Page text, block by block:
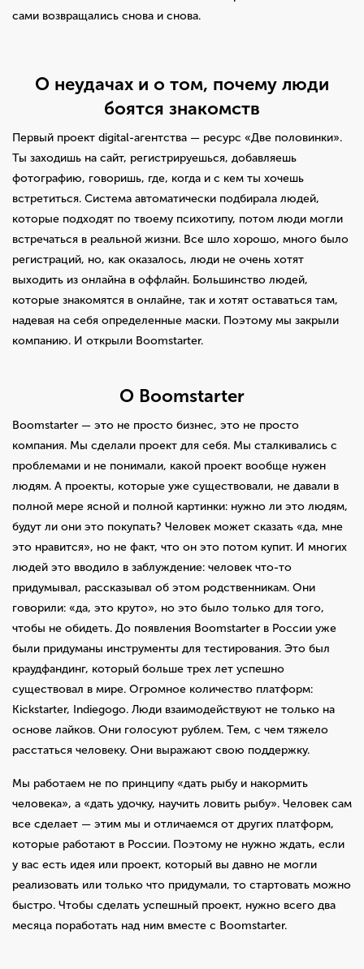
сами возвращались снова и снова.
О неудачах и о том, почему люди
боятся знакомств
Первый проект digital-агентства — ресурс «Две половинки».
Ты заходишь на сайт, регистрируешься, добавляешь
фотографию, говоришь, где, когда и с кем ты хочешь
встретиться. Система автоматически подбирала людей,
которые подходят по твоему психотипу, потом люди могли
встречаться в реальной жизни. Все шло хорошо, много было
регистраций, но, как оказалось, люди не очень хотят
выходить из онлайна в оффлайн. Большинство людей,
которые знакомятся в онлайне, так и хотят оставаться там,
надевая на себя определенные маски. Поэтому мы закрыли
компанию. И открыли Boomstarter.
O Boomstarter
Boomstarter — это не просто бизнес, это не просто
компания. Мы сделали проект для себя. Мы сталкивались с
проблемами и не понимали, какой проект вообще нужен
людям. А проекты, которые уже существовали, не давали в
полной мере ясной и полной картинки: нужно ли это людям,
будут ли они это покупать? Человек может сказать «да, мне
это нравится», но не факт, что он это потом купит. И многих
людей это вводило в заблуждение: человек что-то
придумывал, рассказывал об этом родственникам. Они
говорили: «да, это круто», но это было только для того,
чтобы не обидеть. До появления Boomstarter в России уже
были придуманы инструменты для тестирования. Это был
краудфандинг, который больше трех лет успешно
существовал в мире. Огромное количество платформ:
Kickstarter, Indiegogo. Люди взаимодействуют не только на
основе лайков. Они голосуют рублем. Тем, с чем тяжело
расстаться человеку. Они выражают свою поддержку.
Мы работаем не по принципу «дать рыбу и накормить
человека», а «дать удочку, научить ловить рыбу». Человек сам
все сделает — этим мы и отличаемся от других платформ,
которые работают в России. Поэтому не нужно ждать, если
у вас есть идея или проект, который вы давно не могли
реализовать или только что придумали, то стартовать можно
быстро. Чтобы сделать успешный проект, нужно всего два
месяца поработать над ним вместе с Boomstarter.